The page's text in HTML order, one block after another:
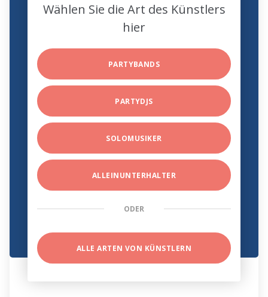
Wählen Sie die Art des Künstlers
hier
PARTYBANDS
PARTYDJS
SOLOMUSIKER
ALLEINUNTERHALTER
ODER
ALLE ARTEN VON KÜNSTLERN